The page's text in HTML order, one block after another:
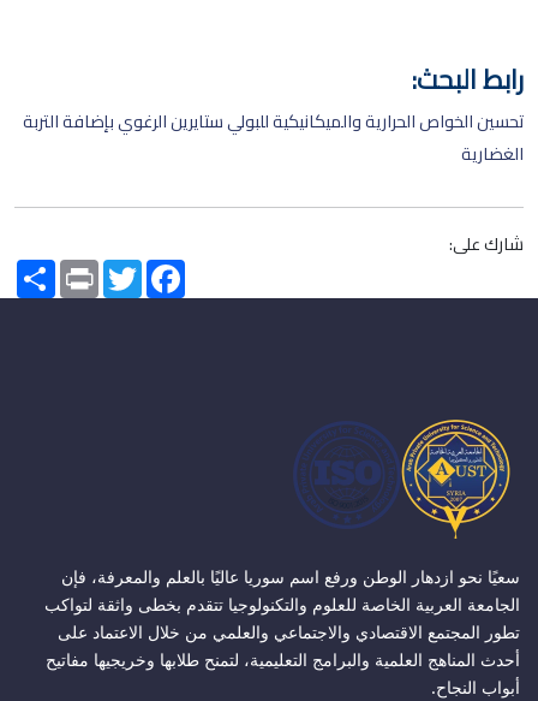
رابط البحث:
تحسين الخواص الحرارية والميكانيكية للبولي ستايرين الرغوي بإضافة التربة
الغضارية
شارك على:
Share PrintTwitterFacebook
سعيًا نحو ازدهار الوطن ورفع اسم سوريا عاليًا بالعلم والمعرفة، فإن
الجامعة العربية الخاصة للعلوم والتكنولوجيا تتقدم بخطى واثقة لتواكب
تطور المجتمع الاقتصادي والاجتماعي والعلمي من خلال الاعتماد على
أحدث المناهج العلمية والبرامج التعليمية، لتمنح طلابها وخريجيها مفاتيح
أبواب النجاح.